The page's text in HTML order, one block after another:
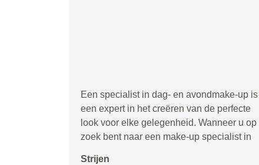
Een specialist in dag- en avondmake-up is
een expert in het creëren van de perfecte
look voor elke gelegenheid. Wanneer u op
zoek bent naar een make-up specialist in
Strijen